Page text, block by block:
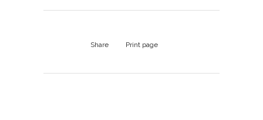
Share Print page